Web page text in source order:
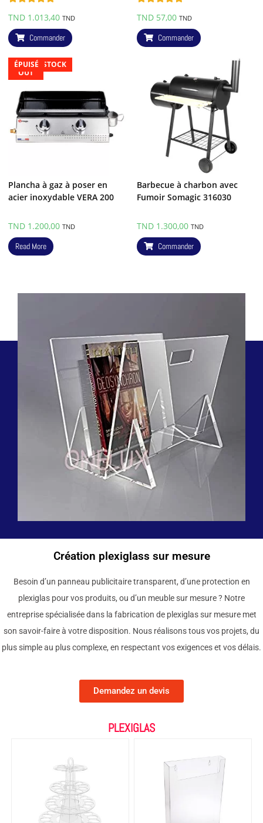
sur 5
TND 1.013,40 TND
Commander
sur 5
TND 57,00 TND
Commander
STOCK
OUT
STOCK
OUT
STOCK
OUT
STOCK
OUT
STOCK
OUT
STOCK
OUT
STOCK
OUT
STOCK
OUT
STOCK
OUT
STOCK
OUT
OUT OF STOCK
OUT OF STOCK
ÉPUISÉ
Plancha à gaz à poser en
acier inoxydable VERA 200
TND 1.200,00 TND
Read More
Barbecue à charbon avec
Fumoir Somagic 316030
TND 1.300,00 TND
Commander
Création plexiglass sur mesure
Besoin d’un panneau publicitaire transparent, d’une protection en
plexiglas pour vos produits, ou d’un meuble sur mesure ? Notre
entreprise spécialisée dans la fabrication de plexiglas sur mesure met
son savoir-faire à votre disposition. Nous réalisons tous vos projets, du
plus simple au plus complexe, en respectant vos exigences et vos délais.
Demandez un devis
PLEXIGLAS